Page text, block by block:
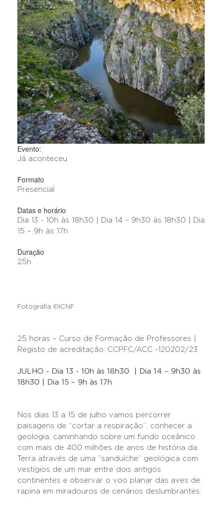
Evento:
Já aconteceu
Formato
Presencial
Datas e horário
Dia 13 - 10h às 18h30 | Dia 14 – 9h30 às 18h30 | Dia
15 – 9h às 17h
Duração
25h
Fotografia ©ICNF
25 horas – Curso de Formação de Professores |
Registo de acreditação: CCPFC/ACC -120202/23
JULHO - Dia 13 - 10h às 18h30 | Dia 14 – 9h30 às
18h30 | Dia 15 – 9h às 17h
Nos dias 13 a 15 de julho vamos percorrer
paisagens de “cortar a respiração”, conhecer a
geologia, caminhando sobre um fundo oceânico
com mais de 400 milhões de anos de história da
Terra através de uma ”sanduíche” geológica com
vestígios de um mar entre dois antigos
continentes e observar o voo planar das aves de
rapina em miradouros de cenários deslumbrantes.